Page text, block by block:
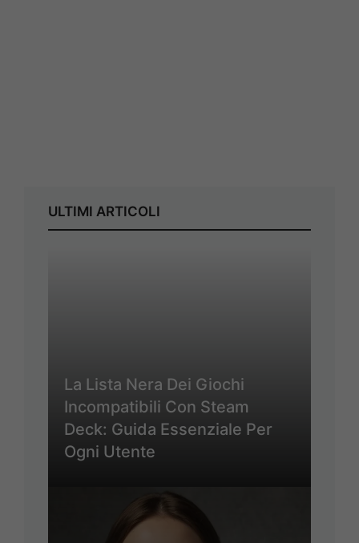
ULTIMI ARTICOLI
La Lista Nera Dei Giochi
Incompatibili Con Steam
Deck: Guida Essenziale Per
Ogni Utente